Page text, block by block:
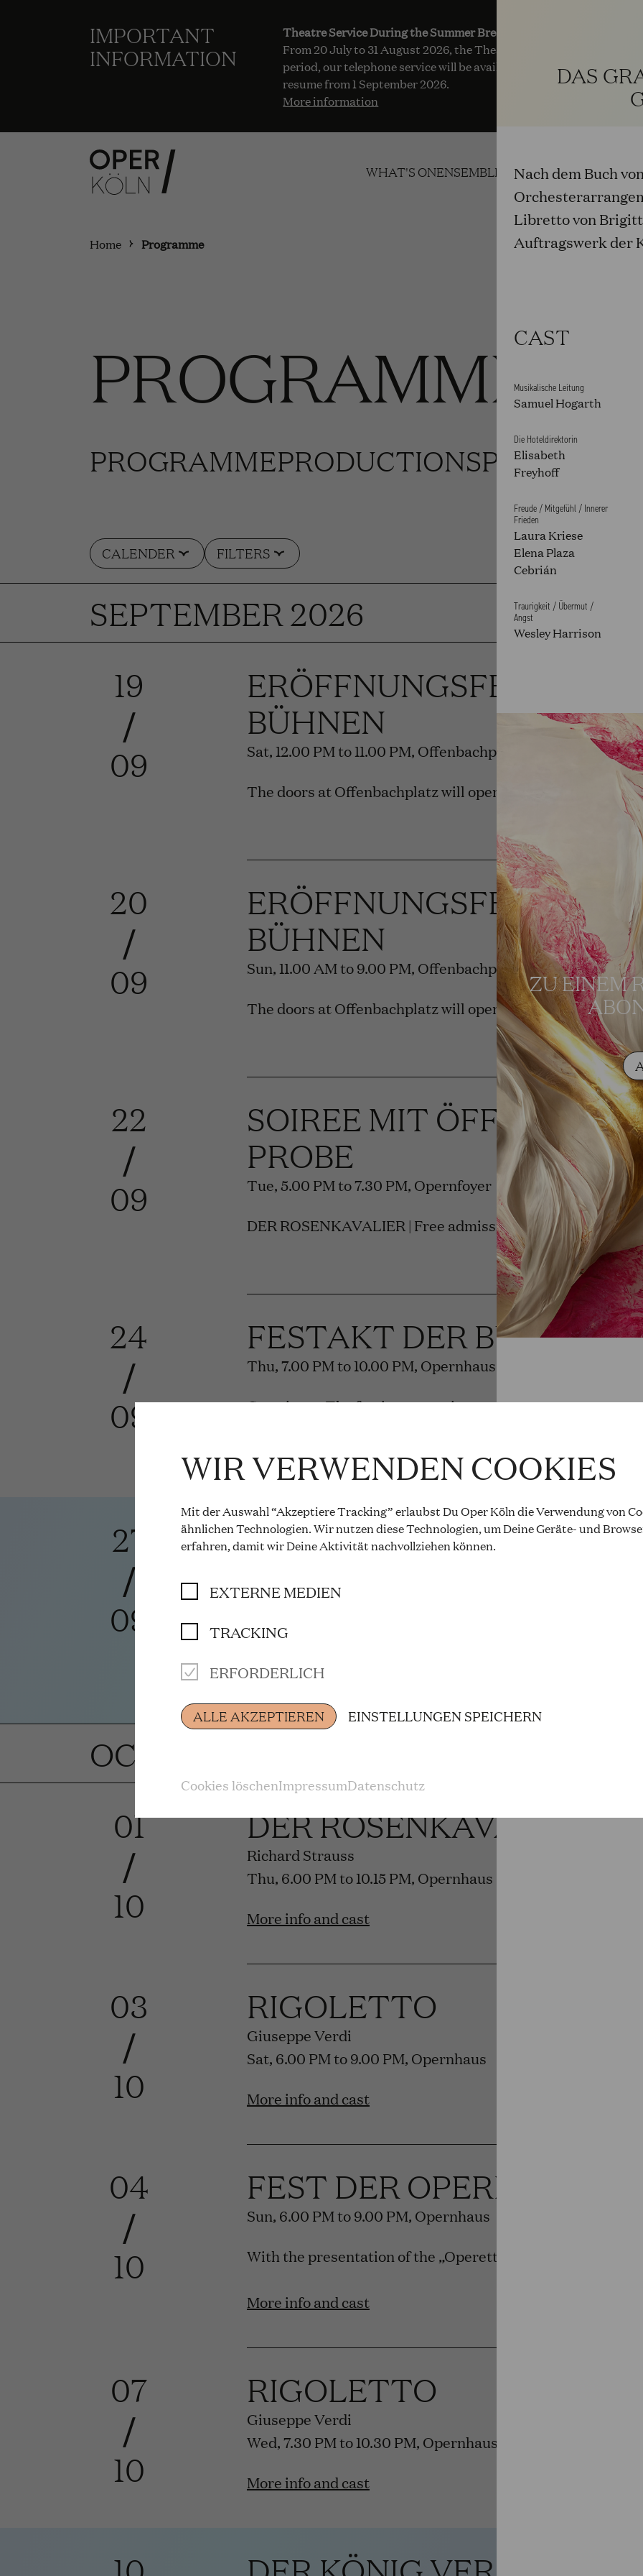
WIR VERWENDEN COOKIES
Mit der Auswahl “Akzeptiere Tracking” erlaubst Du Oper Köln die Verwendung von
ähnlichen Technologien. Wir nutzen diese Technologien, um Deine Geräte- und
erfahren, damit wir Deine Aktivitätnachvollziehen können.
EXTERNE MEDIEN
TRACKING
ERFORDERLICH
ALLE AKZEPTIEREN EINSTELLUNGEN SPEICHERN
Cookies löschenImpressumDatenschutz
IMPORTANT
INFORMATION
Theatre Service During the Summer Break
From 20 July to 31 August 2026, the Theatre Box Office in the
period, our telephone service will be available Monday to Friday, 10
resume from 1 September 2026.
More information
WHAT'S ONENSEMBLE KINDEROPER SERVICE
Home Programme
PROGRAMME
PROGRAMMEPRODUCTIONS
CALENDER FILTERS
SEPTEMBER 2026
19
/
09
ERÖFFNUNGSFEST DER
BÜHNEN
Sat, 12.00 PM to 11.00 PM, Offenbachplatz
The doors at Offenbachplatz will open.
20
/
09
ERÖFFNUNGSFEST DER
BÜHNEN
Sun, 11.00 AM to 9.00 PM, Offenbachplatz
The doors at Offenbachplatz will open.
22
/
09
SOIREE MIT
PROBE
Tue, 5.00 PM to 7.30 PM, Opernfoyer
DER ROSENKAVALIER | Free admission
24
/
09
FESTAKT DER BÜHNEN
Thu, 7.00 PM to 10.00 PM, Opernhaus
Curtain up: The festive reopening
27
/
09
DER ROSENKAVALIER
Sun, 4.00 PM to 8.15 PM, Opernhaus
Premiere
More info and cast
OCTOBER 2026
01
/
10
DER ROSENKAVALIER
Richard Strauss
Thu, 6.00 PM to 10.15 PM, Opernhaus
More info and cast
03
/
10
RIGOLETTO
Giuseppe Verdi
Sat, 6.00 PM to 9.00 PM, Opernhaus
More info and cast
04
/
10
FEST DER OPERETTE
Sun, 6.00 PM to 9.00 PM, Opernhaus
With the presentation of the „Operettenfroschs“ award by
More info and cast
07
/
10
RIGOLETTO
Giuseppe Verdi
Wed, 7.30 PM to 10.30 PM, Opernhaus
More info and cast
DAS
Nach dem Buch
Libretto von
Auftragswerk der
CAST
Musikalische Leitung
Samuel Hogarth
Die Hoteldirektorin
Elisabeth
Freyhoff
Freude / Mitgefühl / Innerer
Frieden
Laura Kriese
Elena Plaza
Cebrián
Traurigkeit / Übermut /
Angst
Wesley Harrison
ZU EINEM